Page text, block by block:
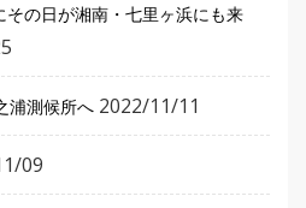
の日が湘南・七里ヶ浜にも来
浦測候所へ 2022/11/11
09